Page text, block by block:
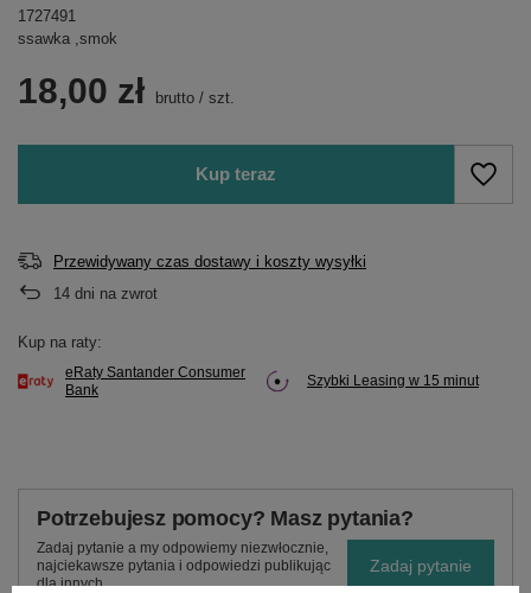
1727491
ssawka ,smok
18,00 zł brutto / szt.
Kup teraz
Przewidywany czas dostawy i koszty wysyłki
14 dni na zwrot
Kup na raty:
eRaty Santander Consumer
Bank
Szybki Leasing w 15 minut
Potrzebujesz pomocy? Masz pytania?
Zadaj pytanie a my odpowiemy niezwłocznie,
najciekawsze pytania i odpowiedzi publikując
dla innych.
Zadaj pytanie